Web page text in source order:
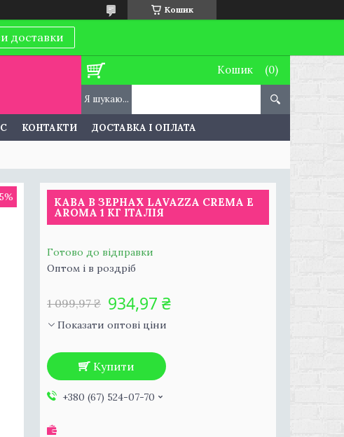
Кошик
доставки
Кошик
КОНТАКТИ ДОСТАВКА І ОПЛАТА
КАВА В ЗЕРНАХ LAVAZZA CREMA E
AROMA 1 КГ ІТАЛІЯ
Готово до відправки
Оптом і в роздріб
1 099,97 ₴ 934,97 ₴
Показати оптові ціни
Купити
+380 (67) 524-07-70